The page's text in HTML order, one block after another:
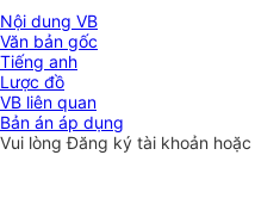
Nội dung VB
Văn bản gốc
Tiếng anh
Lược đồ
VB liên quan
Bản án áp dụng
Vui lòngĐăng ký tài khoản hoặc